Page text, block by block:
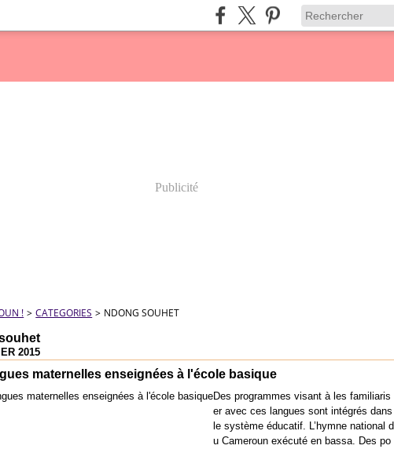
Publicité
! > CATEGORIES > NDONG SOUHET
2015
maternelles enseignées à l'école basique
Des programmes visant à les familiaris
er avec ces langues sont intégrés dans
le système éducatif. L’hymne national d
u Cameroun exécuté en bassa. Des po